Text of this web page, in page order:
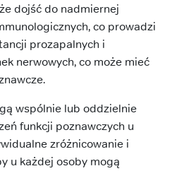
dojść do nadmiernej
co prowadzi
prozapalnych i
nerwowych, co może mieć
wspólnie lub oddzielnie
funkcji poznawczych u
zróżnicowanie i
u każdej osoby mogą